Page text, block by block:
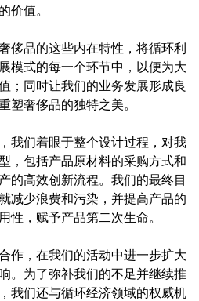
价值。
侈品的这些内在特性，将循环利
模式的每一个环节中，以便为大
；同时让我们的业务发展形成良
塑奢侈品的独特之美。
我们着眼于整个设计过程，对我
，包括产品原材料的采购方式和
的高效创新流程。我们的最终目
减少浪费和污染，并提高产品的
性，赋予产品第二次生命。
作，在我们的活动中进一步扩大
。为了弥补我们的不足并继续推
我们还与循环经济领域的权威机